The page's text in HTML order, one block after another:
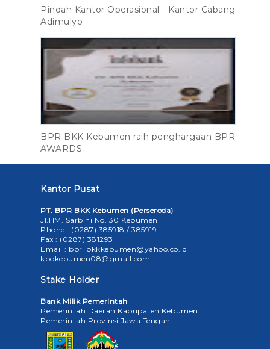
Pindah Kantor Operasional - Kantor Cabang
Adimulyo
BPR BKK Kebumen raih penghargaan BPR
AWARDS
Kantor Pusat
PT. BPR BKK Kebumen (Perseroda)
Jl.HM. Sarbini No. 30 Kebumen
Phone : (0287) 385918 / 385919
Fax : (0287) 381293
Email : bpr_bkkkebumen@yahoo.co.id |
kpokebumen08@gmail.com
Stake Holder
Bank Milik Pemerintah
Pemerintah Daerah Kabupaten Kebumen
Pemerintah Provinsi Jawa Tengah